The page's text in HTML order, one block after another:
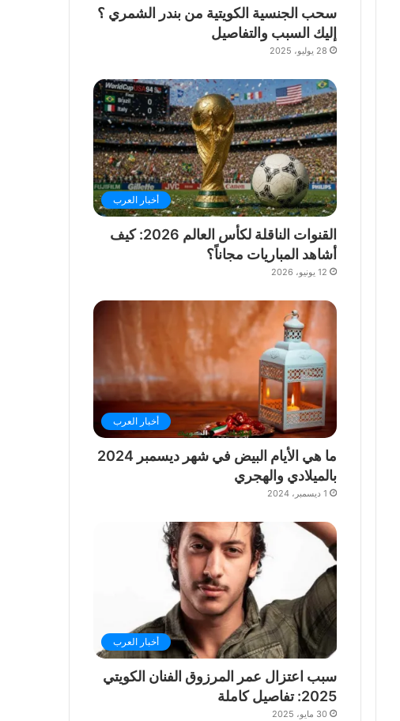
سحب الجنسية الكويتية من بندر الشمري ؟
إليك السبب والتفاصيل
28 يوليو، 2025
أخبار العرب
القنوات الناقلة لكأس العالم 2026: كيف
أشاهد المباريات مجاناً؟
12 يونيو، 2026
أخبار العرب
ما هي الأيام البيض في شهر ديسمبر 2024
بالميلادي والهجري
1 ديسمبر، 2024
أخبار العرب
سبب اعتزال عمر المرزوق الفنان الكويتي
2025: تفاصيل كاملة
30 مايو، 2025